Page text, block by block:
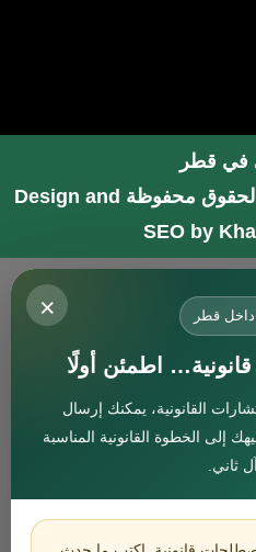
في قطر
Design and
SEO by
× داخل قطر
اطمئن أولًا
القانونية، يمكنك إرسال
إلى الخطوة القانونية المناسبة
ثاني.